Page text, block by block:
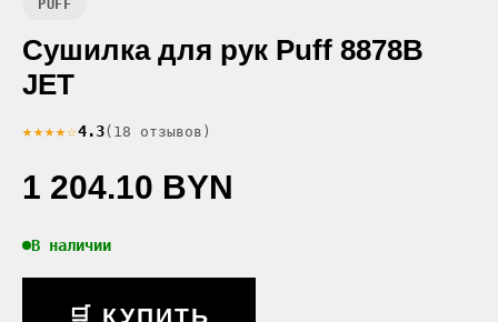
PUFF
Сушилка для рук Puff 8878B
JET
★★★★☆4.3(18 отзывов)
1 204.10 BYN
В наличии
🛒 КУПИТЬ